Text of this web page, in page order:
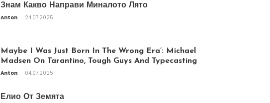
Знам Какво Направи Миналото Лято
Anton 24.07.2025
Maybe I Was Just Born In The Wrong Era’: Michael
Madsen On Tarantino, Tough Guys And Typecasting
Anton 04.07.2025
Елио От Земята